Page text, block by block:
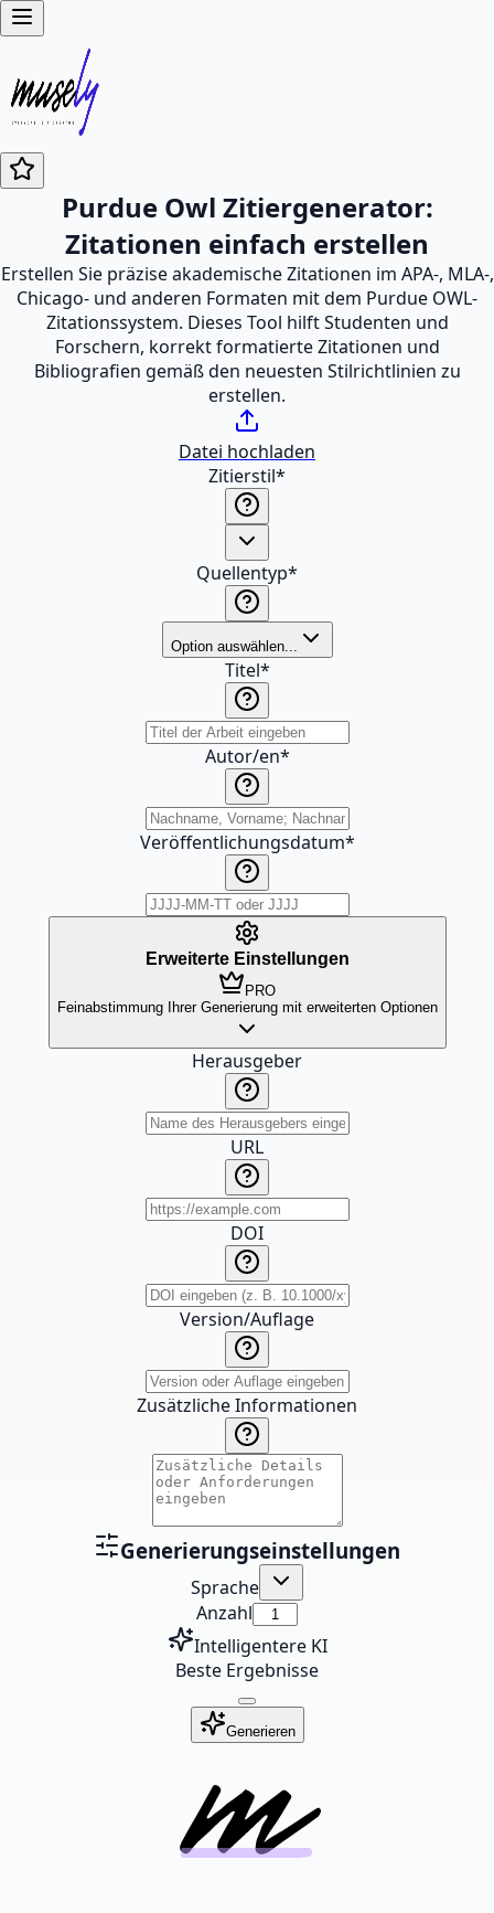
Purdue Owl Zitiergenerator:
Zitationen einfach erstellen
Erstellen Sie präzise akademische Zitationen im APA-, MLA-,
Chicago- und anderen Formaten mit dem Purdue OWL-
Zitationssystem. Dieses Tool hilft Studenten und
Forschern, korrekt formatierte Zitationen und
Bibliografien gemäß den neuesten Stilrichtlinien zu
erstellen.
Datei hochladen
Zitierstil*
Quellentyp*
Option auswählen...
Titel*
Autor/en*
Veröffentlichungsdatum*
Erweiterte Einstellungen
PRO
Feinabstimmung Ihrer Generierung mit erweiterten Optionen
Herausgeber
URL
DOI
Version/Auflage
Zusätzliche Informationen
Generierungseinstellungen
Sprache
Anzahl
Intelligentere KI
Beste Ergebnisse
Generieren